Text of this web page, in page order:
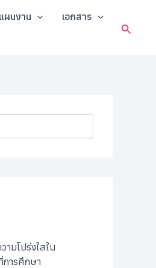
ผนงาน
เอกสาร
Search
ามโปร่งใสใน
การศึกษา